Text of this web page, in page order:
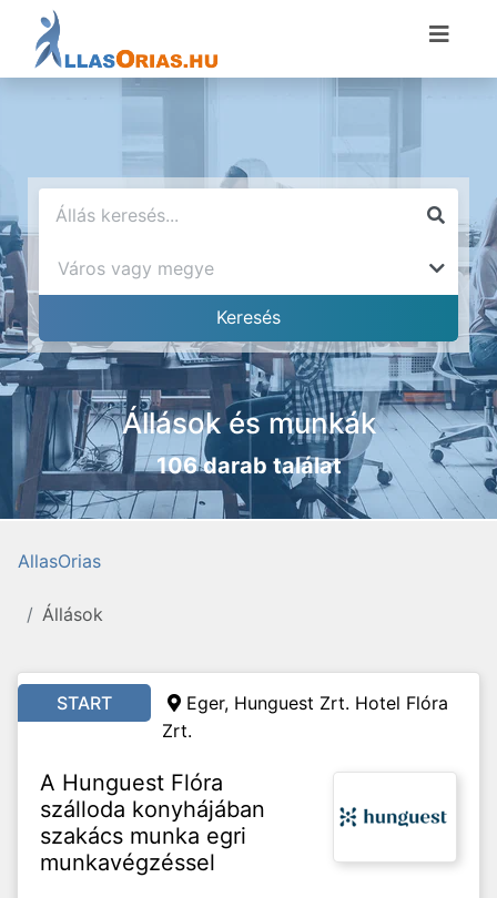
Állások és munkák
106 darab találat
AllasOrias
Állások
START
Eger, Hunguest Zrt. Hotel Flóra
Zrt.
A Hunguest Flóra
szálloda konyhájában
szakács munka egri
munkavégzéssel